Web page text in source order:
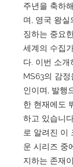
주년을 축하
며, 영국 왕
징하는 중요
세계의 수집
다. 이번 소개
MS63의 감
인이며, 발행
한 현재에도
하고 있습니
로 알려진 이
운 시리즈 중
지하는 존재